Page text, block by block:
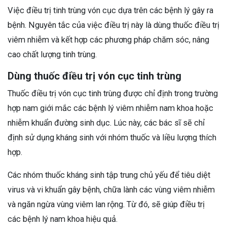
Việc điều trị tinh trùng vón cục dựa trên các bệnh lý gây ra
bệnh. Nguyên tắc của việc điều trị này là dùng thuốc điều trị
viêm nhiễm và kết hợp các phương pháp chăm sóc, nâng
cao chất lượng tinh trùng.
Dùng thuốc điều trị vón cục tinh trùng
Thuốc điều trị vón cục tinh trùng được chỉ định trong trường
hợp nam giới mắc các bệnh lý viêm nhiễm nam khoa hoặc
nhiễm khuẩn đường sinh dục. Lúc này, các bác sĩ sẽ chỉ
định sử dụng kháng sinh với nhóm thuốc và liều lượng thích
hợp.
Các nhóm thuốc kháng sinh tập trung chủ yếu để tiêu diệt
virus và vi khuẩn gây bệnh, chữa lành các vùng viêm nhiễm
và ngăn ngừa vùng viêm lan rộng. Từ đó, sẽ giúp điều trị
các bệnh lý nam khoa hiệu quả.